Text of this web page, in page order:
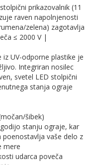
prikazovalnik (11
raven napolnjenosti
zelena) zagotavlja
≤ 2000 V |
iz UV-odporne plastike je
Integriran nosilec
svetel LED stolpični
stanja ograje
šibek)
stanju ograje, kar
vaše delo z
mere
udarca poveča